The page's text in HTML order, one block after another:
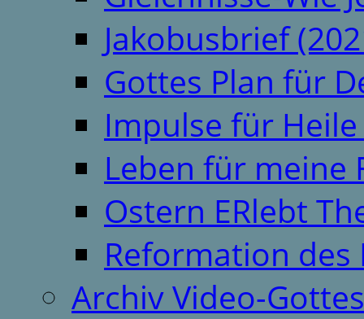
Jakobusbrief
Gottes Plan für
Impulse für
Leben für meine
Ostern ERlebt
Reformation des
Archiv Video-